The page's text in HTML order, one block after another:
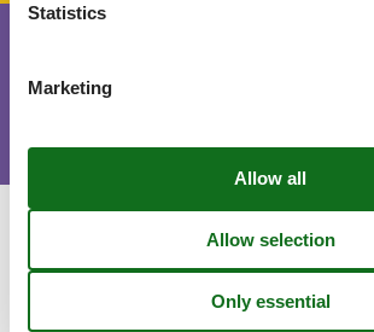
There is a possible chance for a short
Statistics
Marketing